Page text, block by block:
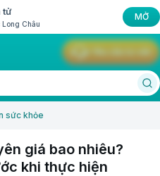
tử
Châu
MỞ
sức khỏe
giá bao nhiêu?
khi thực hiện